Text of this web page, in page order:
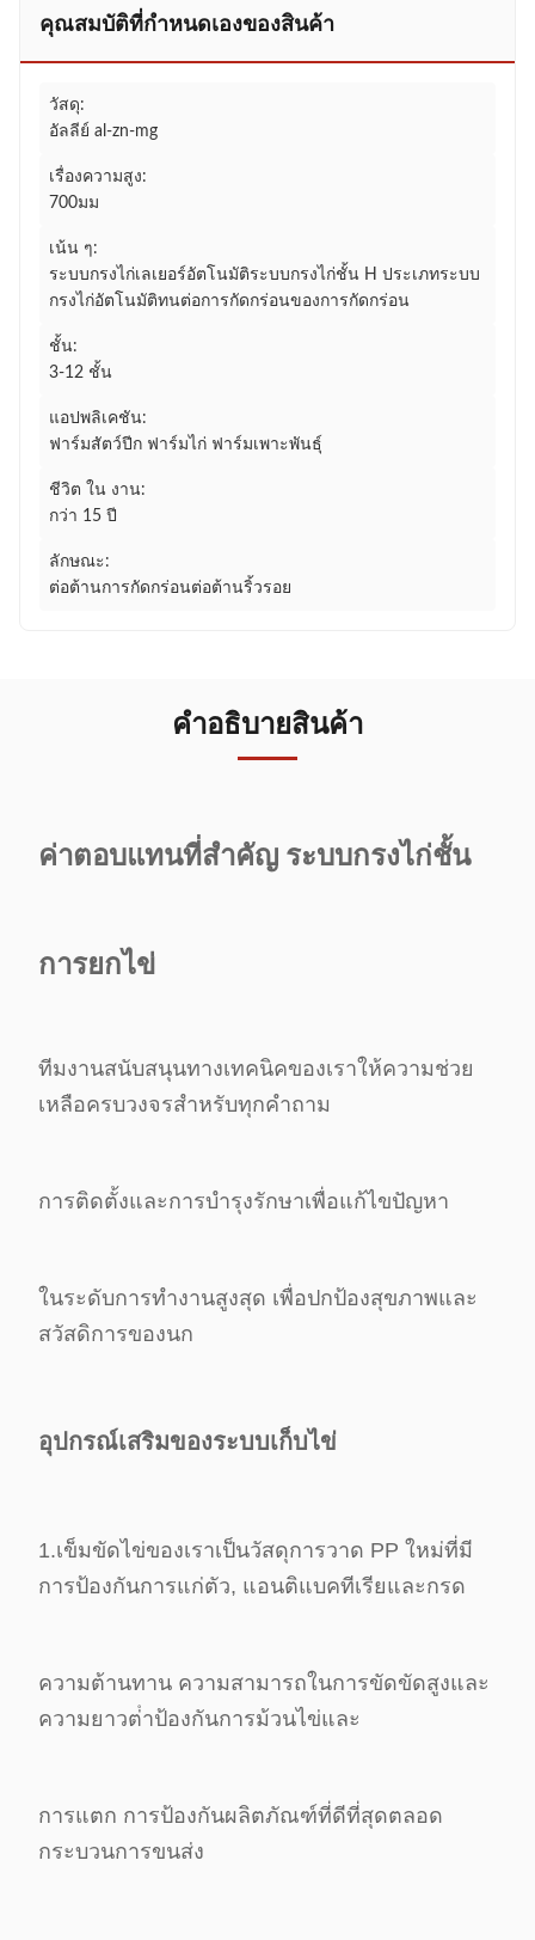
คุณสมบัติที่กําหนดเองของสินค้า
วัสดุ:
อัลลีย์ al-zn-mg
เรื่องความสูง:
700มม
เน้น ๆ:
ระบบกรงไก่เลเยอร์อัตโนมัติระบบกรงไก่ชั้น H ประเภทระบบ
กรงไก่อัตโนมัติทนต่อการกัดกร่อนของการกัดกร่อน
ชั้น:
3-12 ชั้น
แอปพลิเคชัน:
ฟาร์มสัตว์ปีก ฟาร์มไก่ ฟาร์มเพาะพันธุ์
ชีวิต ใน งาน:
กว่า 15 ปี
ลักษณะ:
ต่อต้านการกัดกร่อนต่อต้านริ้วรอย
คําอธิบายสินค้า
ค่าตอบแทนที่สําคัญ ระบบกรงไก่ชั้น
การยกไข่
ทีมงานสนับสนุนทางเทคนิคของเราให้ความช่วย
เหลือครบวงจรสําหรับทุกคําถาม
การติดตั้งและการบํารุงรักษาเพื่อแก้ไขปัญหา
ในระดับการทํางานสูงสุด เพื่อปกป้องสุขภาพและ
สวัสดิการของนก
อุปกรณ์เสริมของระบบเก็บไข่
1.เข็มขัดไข่ของเราเป็นวัสดุการวาด PP ใหม่ที่มี
การป้องกันการแก่ตัว, แอนติแบคทีเรียและกรด
ความต้านทาน ความสามารถในการขัดขัดสูงและ
ความยาวต่ําป้องกันการม้วนไข่และ
การแตก การป้องกันผลิตภัณฑ์ที่ดีที่สุดตลอด
กระบวนการขนส่ง